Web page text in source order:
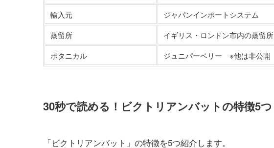
輸入元
ジャパンインポートシステム
蒸留所
イギリス・ロンドン市内の蒸留所
ボタニカル
ジュニパーベリー ※他は非公開
30秒で読める！ビクトリアンバットの特徴5つ
「ビクトリアンバット」の特徴を5つ紹介します。